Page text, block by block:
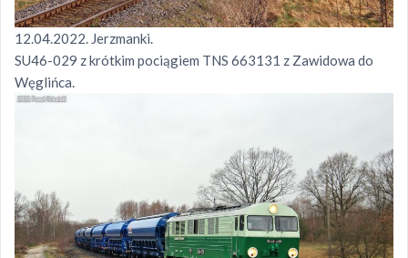
12.04.2022. Jerzmanki.
SU46-029 z krótkim pociągiem TNS 663131 z Zawidowa do
Węglińca.